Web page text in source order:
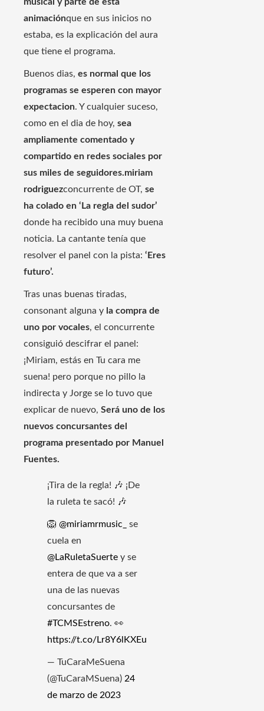
animaciónque en sus inicios no
estaba, es la explicación del aura
que tiene el programa.
Buenos dias, es normal que los
programas se esperen con mayor
expectacion. Y cualquier suceso,
como en el dia de hoy, sea ​​
ampliamente comentado y
compartido en redes sociales por
sus miles de seguidores.miriam
rodriguezconcurrente de OT, se
ha colado en ‘La regla del sudor’
donde ha recibido una muy buena
noticia. La cantante tenía que
resolver el panel con la pista: ‘Eres
futuro’.
Tras unas buenas tiradas,
consonant alguna y la compra de
uno por vocales, el concurrente
consiguió descifrar el panel:
¡Miriam, estás en Tu cara me
suena! pero porque no pillo la
indirecta y Jorge se lo tuvo que
explicar de nuevo, Será uno de los
nuevos concursantes del
programa presentado por Manuel
Fuentes.
¡Tira de la regla! 🎶 ¡De
la ruleta te sacó! 🎶
🦁 @miriamrmusic_
se
cuela en
@LaRuletaSuerte y se
entera de que va a ser
una de las nuevas
concursantes de
#TCMSEstreno. 👀
https://t.co/Lr8Y6lKXEu
— TuCaraMeSuena
(@TuCaraMSuena) 24
de marzo de 2023